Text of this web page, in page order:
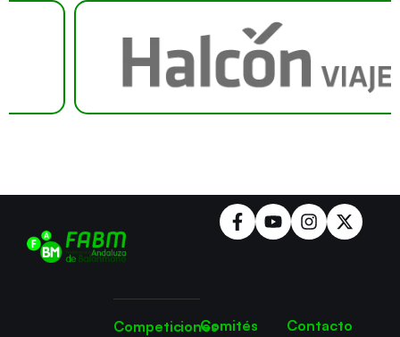
CompeticionesComités
Contacto